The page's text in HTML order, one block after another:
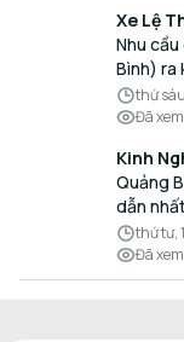
Xe Lệ
Đón
Nhu
Bình) ra
càng
nhu cầu
thứ
Đã xem
Kinh
Đến Z
Quảng
dẫn
thống
nét ẩm
thứ tư,
Đã xem